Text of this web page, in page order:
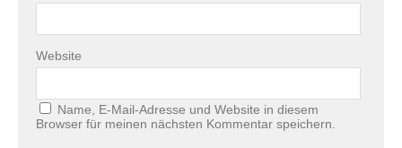
Website
Name, E-Mail-Adresse und Website in diesem
Browser für meinen nächsten Kommentar speichern.